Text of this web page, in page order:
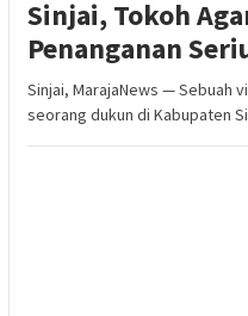
Sinjai, Tokoh
Penanganan
Sinjai, MarajaNews — Sebuah
seorang dukun di Kabupaten